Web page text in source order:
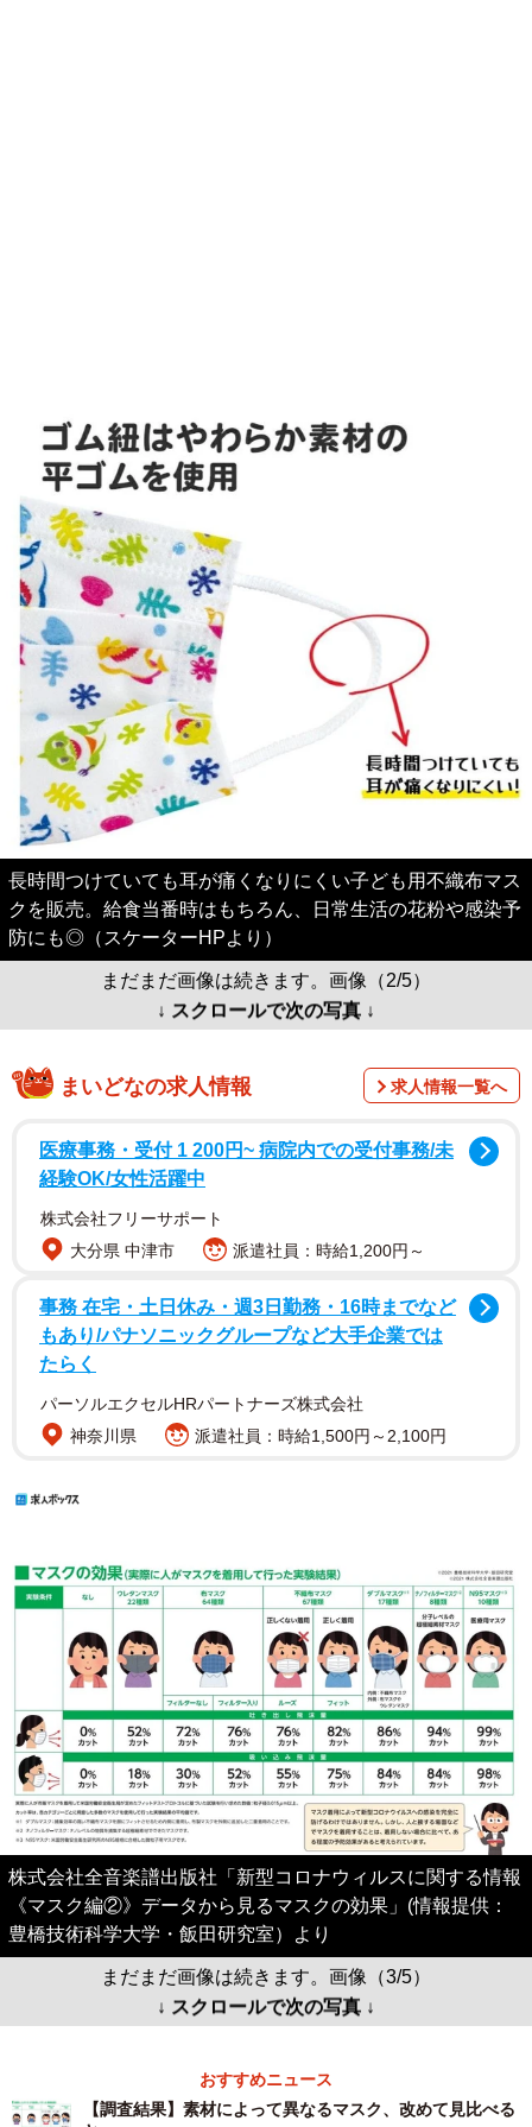
長時間つけていても耳が痛くなりにくい子ども用不織布マス
クを販売。給食当番時はもちろん、日常生活の花粉や感染予
防にも◎（スケーターHPより）
まだまだ画像は続きます。画像（2/5）
↓ スクロールで次の写真 ↓
まいどなの求人情報 求人情報一覧へ
医療事務・受付 1 200円~ 病院内での受付事務/未
経験OK/女性活躍中
株式会社フリーサポート
大分県 中津市
派遣社員：時給1,200円～
事務 在宅・土日休み・週3日勤務・16時までなど
もあり/パナソニックグループなど大手企業では
たらく
パーソルエクセルHRパートナーズ株式会社
神奈川県
派遣社員：時給1,500円～2,100円
株式会社全音楽譜出版社「新型コロナウィルスに関する情報
《マスク編②》データから見るマスクの効果」(情報提供：
豊橋技術科学大学・飯田研究室）より
まだまだ画像は続きます。画像（3/5）
↓ スクロールで次の写真 ↓
おすすめニュース
【調査結果】素材によって異なるマスク、改めて見比べる